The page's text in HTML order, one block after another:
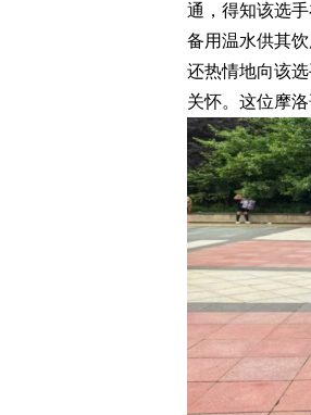
通，得知该选
备用温水供其
还热情地向该
关怀。这位摩